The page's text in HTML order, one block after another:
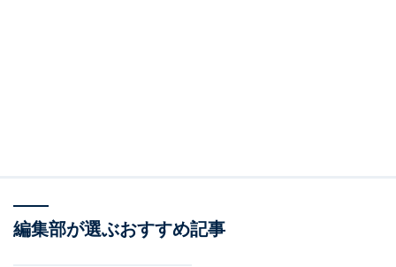
（30代女性／兵庫県）」「オーソドックスなコーヒーが
編集部が選ぶおすすめ記事